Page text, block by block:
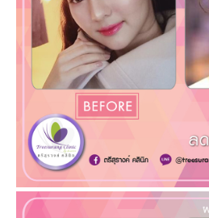
ศัลยกรรม
ลดสัดส่วน
ลดริ้วรอย
ลดริ้วรอยบนใบหน้า
ลดกราม หน้าเรียว
Filler
หน้าผาก-ขมับ
ร่องแก้ม-แก้มส้ม-ปาก
ตา-จมูก
คาง
Hifu
ขาวใส รักษาฝ้า ลบรอยสัก
ร้อยไหม
จมูก
ศัลยกรรม
บทความ
บทความทั้งหมด
บทความฟิลเลอร์
บทความโบท็อกซ์
บทความร้อยไหม
บทความศัลยกรรม
ติดต่อเรา